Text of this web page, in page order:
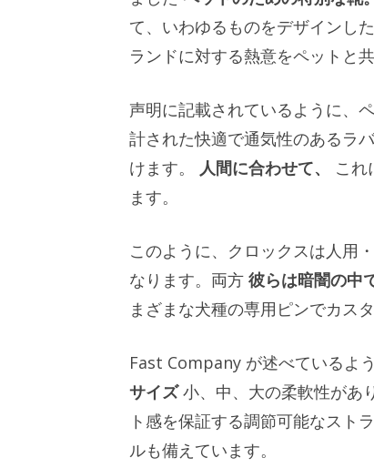
て、いわゆるものをデザインし
ランドに対する熱意をペットと
声明に記載されているように、
計された快適で通気性のあるラ
けます。
人間に合わせて、
これ
ます。
このように、クロックスは人用
なります。両方 彼らは暗闇の中
まざまな犬種の専用ピンでカス
Fast Company が述べているよ
サイズ小、中、大の柔軟性があ
ト感を保証する調節可能なスト
ルも備えています。